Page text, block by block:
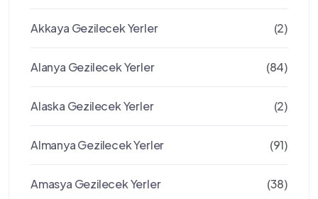
Akkaya Gezilecek Yerler (2)
Alanya Gezilecek Yerler (84)
Alaska Gezilecek Yerler (2)
Almanya Gezilecek Yerler (91)
Amasya Gezilecek Yerler (38)